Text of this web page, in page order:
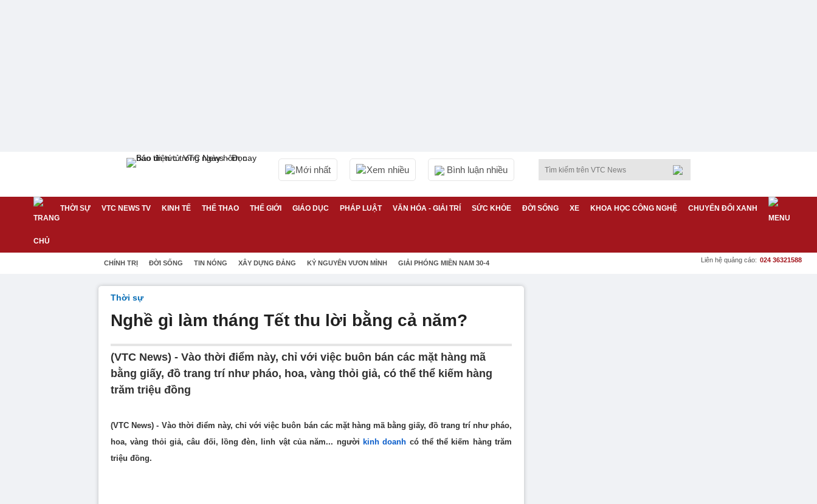
Mới nhất Xem nhiều Bình luận nhiều
THỜI SỰ VTC NEWS TV KINH TẾ THỂ THAO THẾ GIỚI GIÁO DỤC PHÁP LUẬT VĂN HÓA - GIẢI TRÍ SỨC KHỎE ĐỜI SỐNG XE KHOA HỌC CÔNG NGHỆ CHUYỂN ĐỔI XANH
CHÍNH TRỊ ĐỜI SỐNG TIN NÓNG XÂY DỰNG ĐẢNG KỶ NGUYÊN VƯƠN MÌNH GIẢI PHÓNG MIỀN NAM 30-4 Liên hệ quảng cáo: 024 36321588
Thời sự
Nghề gì làm tháng Tết thu lời bằng cả năm?
(VTC News) - Vào thời điểm này, chỉ với việc buôn bán các mặt hàng mã
bằng giấy, đồ trang trí như pháo, hoa, vàng thỏi giả, có thể thể kiếm hàng
trăm triệu đồng
(VTC News) - Vào thời điểm này, chỉ với việc buôn bán các mặt hàng mã bằng giấy, đồ trang trí như pháo,
hoa, vàng thỏi giả, câu đối, lồng đèn, linh vậtcủa năm... người kinh doanh có thể thể kiếm hàng trăm
triệu đồng.